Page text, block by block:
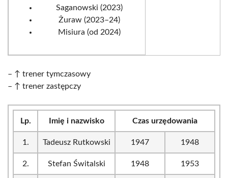
Saganowski (2023)
Żuraw (2023–24)
Misiura (od 2024)
– ↑ trener tymczasowy
– ↑ trener zastępczy
Lp. Imię i nazwisko Czas urzędowania
1. Tadeusz Rutkowski 1947 1948
2. Stefan Świtalski 1948 1953